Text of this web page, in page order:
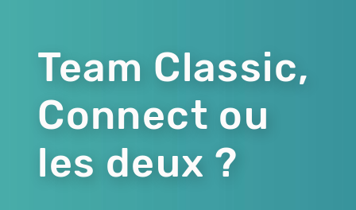
Team Classic,
Connect ou
les deux ?